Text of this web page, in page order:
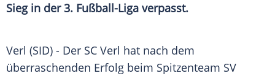
Sieg in der 3. Fußball-Liga verpasst.
Verl (SID) - Der SC Verl hat nach dem
überraschenden Erfolg beim Spitzenteam SV